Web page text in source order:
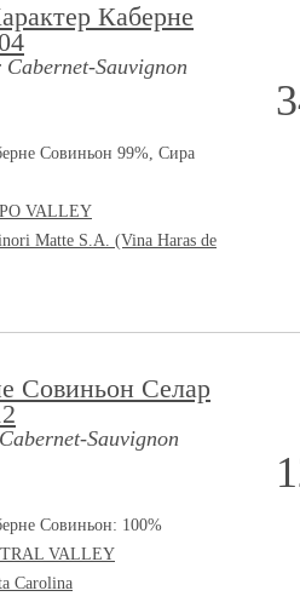
Каберне
Sauvignon
Совиньон 99%, Сира
VALLEY
Matte S.A. (Vina Haras de
Совиньон Селар
Sauvignon
Совиньон: 100%
VALLEY
Carolina